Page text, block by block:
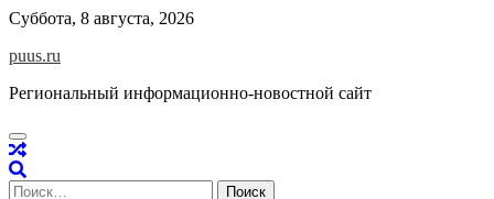
Skip
content
Суббота, 8 августа, 2026
puus.ru
Региональный информационно-новостной сайт
Найти: